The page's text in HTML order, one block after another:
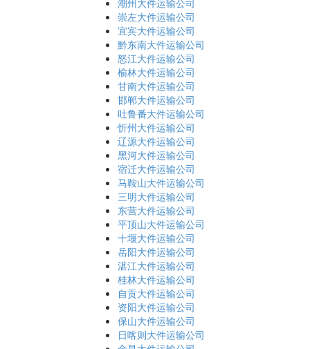
潮州大件运输公司
崇左大件运输公司
宜宾大件运输公司
黔东南大件运输公司
怒江大件运输公司
榆林大件运输公司
甘南大件运输公司
邯郸大件运输公司
吐鲁番大件运输公司
忻州大件运输公司
辽源大件运输公司
黑河大件运输公司
宿迁大件运输公司
马鞍山大件运输公司
三明大件运输公司
东营大件运输公司
平顶山大件运输公司
十堰大件运输公司
岳阳大件运输公司
湛江大件运输公司
桂林大件运输公司
自贡大件运输公司
资阳大件运输公司
保山大件运输公司
日喀则大件运输公司